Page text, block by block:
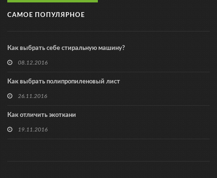
САМОЕ ПОПУЛЯРНОЕ
Как выбрать себе стиральную машину?
08.12.2016
Как выбрать полипропиленовый лист
26.11.2016
Как отличить экоткани
19.11.2016